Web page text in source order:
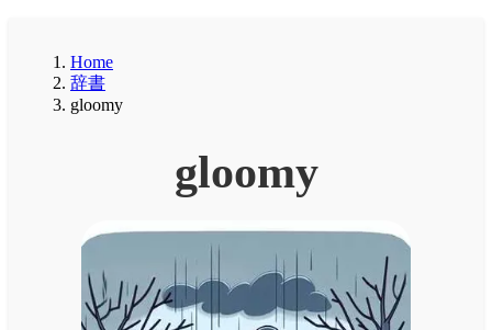
Home
辞書
gloomy
gloomy